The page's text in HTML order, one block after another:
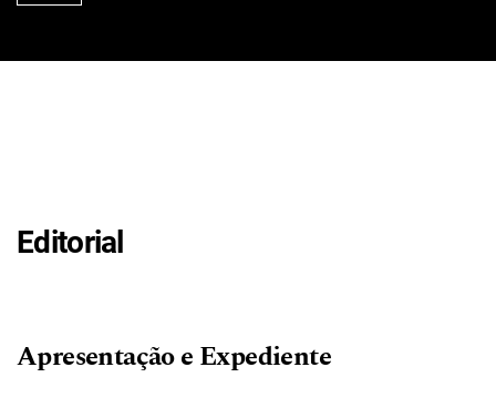
Editorial
Apresentação e Expediente